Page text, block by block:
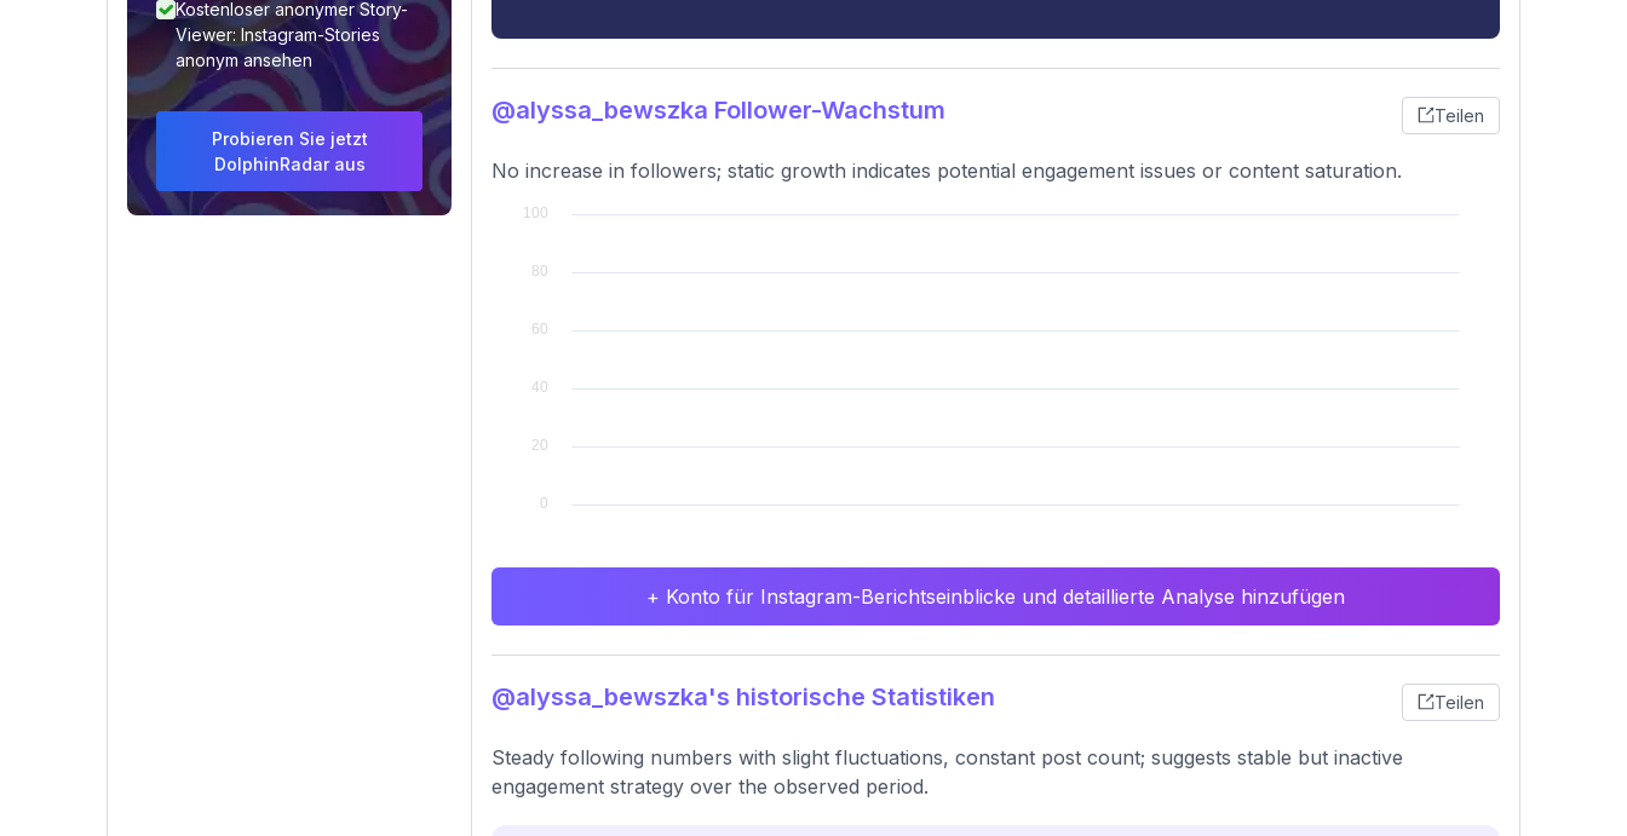
Kostenloser anonymer Story-
Viewer: Instagram-Stories
anonym ansehen
Probieren Sie jetzt
DolphinRadar aus
@alyssa_bewszka Follower-Wachstum Teilen
No increase in followers; static growth indicates potential engagement issues or content saturation.
+ Konto für Instagram-Berichtseinblicke und detaillierte Analyse hinzufügen
@alyssa_bewszka's historische Statistiken Teilen
Steady following numbers with slight fluctuations, constant post count; suggests stable but inactive
engagement strategy over the observed period.